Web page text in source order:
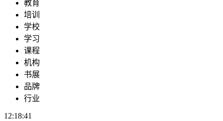
教育
培训
学校
学习
课程
机构
书展
品牌
行业
12:18:42